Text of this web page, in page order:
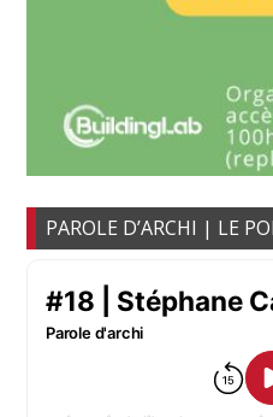
PAROLE D’ARCHI | LE